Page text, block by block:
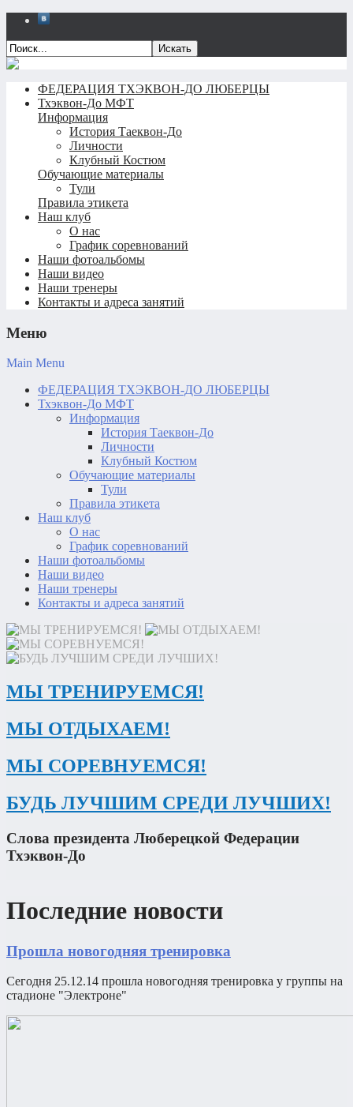
Искать
ФЕДЕРАЦИЯ ТХЭКВОН-ДО ЛЮБЕРЦЫ
Тхэквон-До МФТ
Информация
История Таеквон-До
Личности
Клубный Костюм
Обучающие материалы
Тули
Правила этикета
Наш клуб
О нас
График соревнований
Наши фотоальбомы
Наши видео
Наши тренеры
Контакты и адреса занятий
Меню
Main Menu
ФЕДЕРАЦИЯ ТХЭКВОН-ДО ЛЮБЕРЦЫ
Тхэквон-До МФТ
Информация
История Таеквон-До
Личности
Клубный Костюм
Обучающие материалы
Тули
Правила этикета
Наш клуб
О нас
График соревнований
Наши фотоальбомы
Наши видео
Наши тренеры
Контакты и адреса занятий
МЫ ТРЕНИРУЕМСЯ!
МЫ ОТДЫХАЕМ!
МЫ СОРЕВНУЕМСЯ!
БУДЬ ЛУЧШИМ СРЕДИ ЛУЧШИХ!
Слова президента Люберецкой Федерации
Тхэквон-До
Последние новости
Прошла новогодняя тренировка
Сегодня 25.12.14 прошла новогодняя тренировка у группы на
стадионе "Электроне"